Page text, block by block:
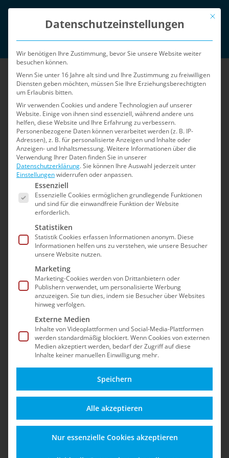
Zum
Login
Menü
»
Frankfurt – eCommerce Sicherheit
Mit
Datenschutzeinstellungen
Wir benötigen Ihre Zustimmung, bevor Sie unsere Website weiter
besuchen können.
Wenn Sie unter 16 Jahre alt sind und Ihre Zustimmung zu freiwilligen
Diensten geben möchten, müssen Sie Ihre Erziehungsberechtigten
um Erlaubnis bitten.
Wir verwenden Cookies und andere Technologien auf unserer
Website. Einige von ihnen sind essenziell, während andere uns
helfen, diese Website und Ihre Erfahrung zu verbessern.
Personenbezogene Daten können verarbeitet werden (z. B. IP-
Adressen), z. B. für personalisierte Anzeigen und Inhalte oder
Anzeigen- und Inhaltsmessung.Weitere Informationen über die
Verwendung Ihrer Daten finden Sie in unserer
Datenschutzerklärung.Sie können Ihre Auswahl jederzeit unter
Einstellungenwiderrufen oder anpassen.
Es folgt eine Liste der Service-Gruppen, für die
Essenziell
Essenzielle Cookies ermöglichen grundlegende Funktionen
und sind für die einwandfreie Funktion der Website
erforderlich.
Statistiken
Statistik Cookies erfassen Informationen anonym. Diese
Informationen helfen uns zu verstehen, wie unsere Besucher
unsere Website nutzen.
Marketing
Marketing-Cookies werden von Drittanbietern oder
Publishern verwendet, um personalisierte Werbung
anzuzeigen. Sie tun dies, indem sie Besucher über Websites
hinweg verfolgen.
Externe Medien
Inhalte von Videoplattformen und Social-Media-Plattformen
werden standardmäßig blockiert. Wenn Cookies von externen
Medien akzeptiert werden, bedarf der Zugriff auf diese
Inhalte keiner manuellen Einwilligung mehr.
Speichern
Alle akzeptieren
Nur essenzielle Cookies akzeptieren